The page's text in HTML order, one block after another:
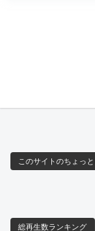
このサイトのちょっ
総再生数ランキング